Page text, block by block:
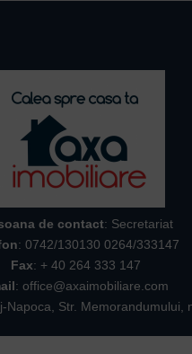
de contact: Secretariat
: 0742/130130 0264/333147
Fax: + 40 264 333 147
: office@axaimobiliare.com
Napoca, Str. Memorandumului,